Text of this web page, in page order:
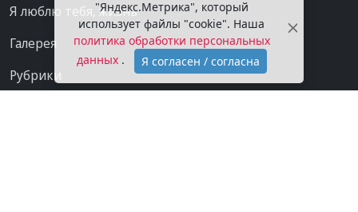
Я люблю тебя, жизнь
Галерея
Рубрики
"Яндекс.Метрика", который
использует файлы "cookie". Наша
политика обработки персональных
данных . Я согласен / согласна